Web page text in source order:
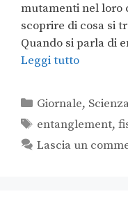
mutamenti nel loro
scoprire di cosa si
Quando si parla di
Leggi tutto
Giornale,
entanglement,
Lascia un